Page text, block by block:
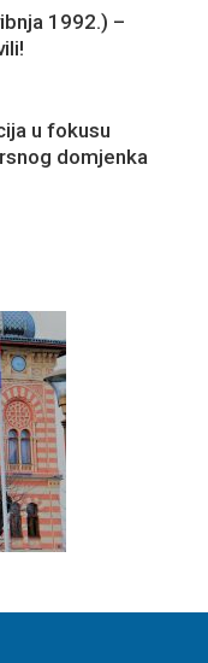
1992.) –
u fokusu
domjenka